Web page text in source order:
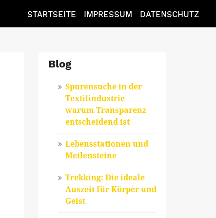
STARTSEITE IMPRESSUM DATENSCHUTZ
Blog
Spurensuche in der
Textilindustrie –
warum Transparenz
entscheidend ist
Lebensstationen und
Meilensteine
Trekking: Die ideale
Auszeit für Körper und
Geist